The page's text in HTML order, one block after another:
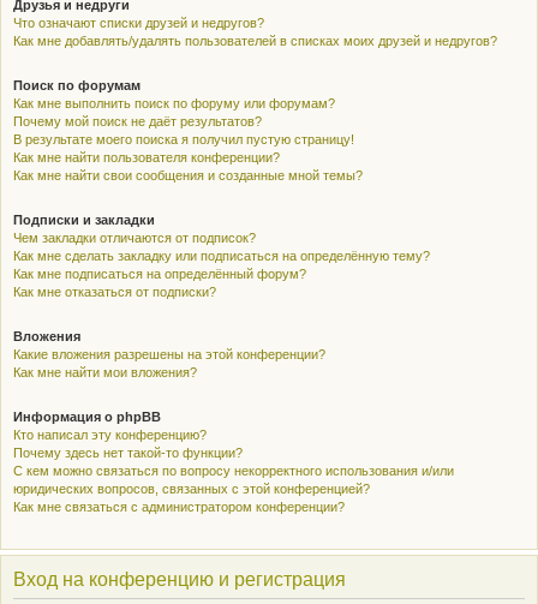
Друзья и недруги
Что означают списки друзей и недругов?
Как мне добавлять/удалять пользователей в списках моих друзей и недругов?
Поиск по форумам
Как мне выполнить поиск по форуму или форумам?
Почему мой поиск не даёт результатов?
В результате моего поиска я получил пустую страницу!
Как мне найти пользователя конференции?
Как мне найти свои сообщения и созданные мной темы?
Подписки и закладки
Чем закладки отличаются от подписок?
Как мне сделать закладку или подписаться на определённую тему?
Как мне подписаться на определённый форум?
Как мне отказаться от подписки?
Вложения
Какие вложения разрешены на этой конференции?
Как мне найти мои вложения?
Информация о phpBB
Кто написал эту конференцию?
Почему здесь нет такой-то функции?
С кем можно связаться по вопросу некорректного использования и/или
юридических вопросов, связанных с этой конференцией?
Как мне связаться с администратором конференции?
Вход на конференцию и регистрация